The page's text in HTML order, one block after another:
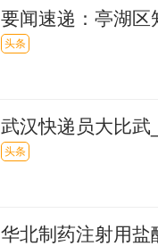
要闻速递：亭湖区
注册资本5万人民币
头条
武汉快递员大比武
头条
华北制药注射用盐